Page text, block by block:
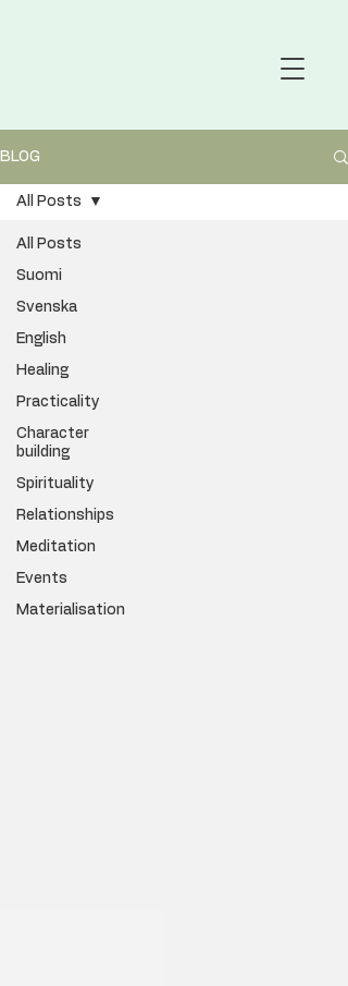
BLOG
All Posts
Suomi
Svenska
English
Healing
Practicality
Character
building
Spirituality
Relationships
Meditation
Events
Materialisation
All Posts